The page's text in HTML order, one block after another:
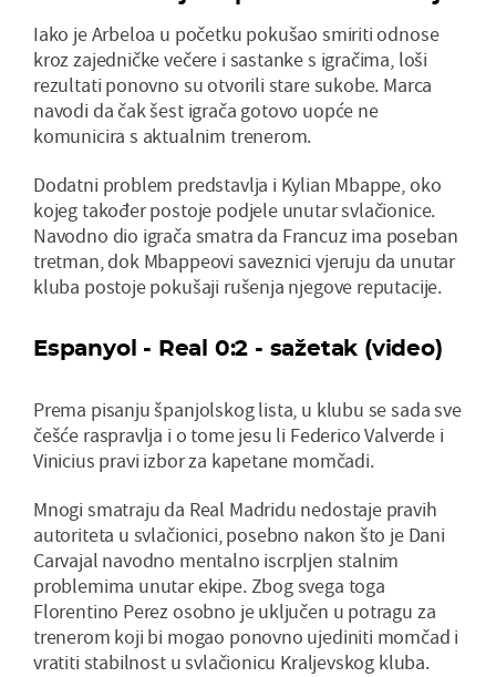
Iako je Arbeloa u početku pokušao smiriti odnose
kroz zajedničke večere i sastanke s igračima, loši
rezultati ponovno su otvorili stare sukobe. Marca
navodi da čak šest igrača gotovo uopće ne
komunicira s aktualnim trenerom.
Dodatni problem predstavlja i Kylian Mbappe, oko
kojeg također postoje podjele unutar svlačionice.
Navodno dio igrača smatra da Francuz ima poseban
tretman, dok Mbappeovi saveznici vjeruju da unutar
kluba postoje pokušaji rušenja njegove reputacije.
Espanyol - Real 0:2 - sažetak (video)
Prema pisanju španjolskog lista, u klubu se sada sve
češće raspravlja i o tome jesu li Federico Valverde i
Vinicius pravi izbor za kapetane momčadi.
Mnogi smatraju da Real Madridu nedostaje pravih
autoriteta u svlačionici, posebno nakon što je Dani
Carvajal navodno mentalno iscrpljen stalnim
problemima unutar ekipe. Zbog svega toga
Florentino Perez osobno je uključen u potragu za
trenerom koji bi mogao ponovno ujediniti momčad i
vratiti stabilnost u svlačionicu Kraljevskog kluba.